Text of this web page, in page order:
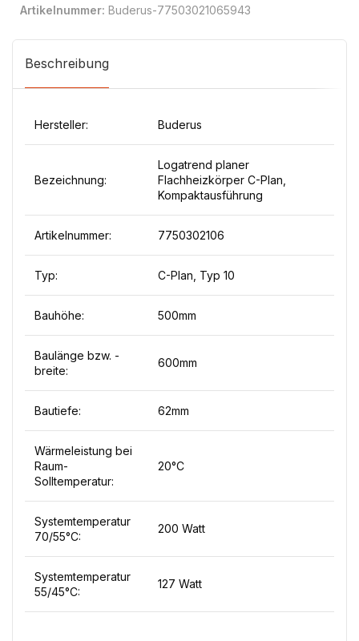
Artikelnummer: Buderus-77503021065943
Beschreibung
Hersteller: Buderus
Bezeichnung:
Logatrend planer
Flachheizkörper C-Plan,
Kompaktausführung
Artikelnummer: 7750302106
Typ: C-Plan, Typ 10
Bauhöhe: 500mm
Baulänge bzw. -
breite:
600mm
Bautiefe: 62mm
Wärmeleistung bei
Raum-
Solltemperatur:
20°C
Systemtemperatur
70/55°C:
200 Watt
Systemtemperatur
55/45°C:
127 Watt